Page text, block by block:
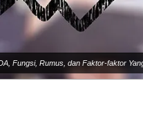
Fungsi, Rumus, dan Faktor-faktor